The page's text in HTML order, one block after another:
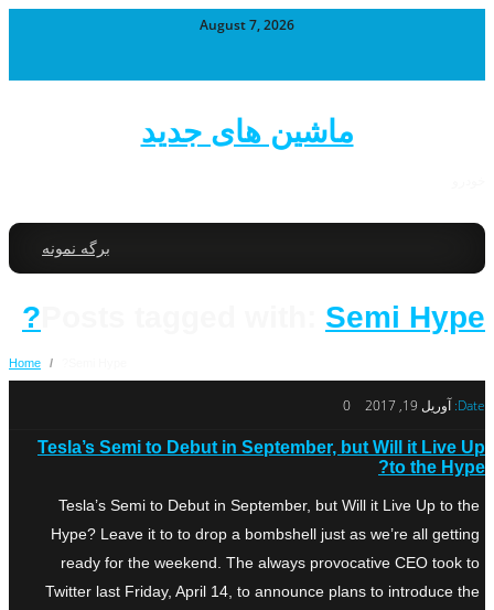
August 7, 2026
ماشین های جدید
برگه نمونه
Semi Hype?
Home /
Date: آوریل 19, 2017 0
Tesla’s Semi to Debut in September, but Will it Live Up
to the Hype?
Tesla’s Semi to Debut in September, but Will it Live Up to the
Hype? Leave it to to drop a bombshell just as we’re all getting
ready for the weekend. The always provocative CEO took to
Twitter last Friday, April 14, to announce plans to introduce the